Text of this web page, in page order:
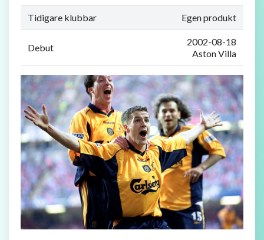
Tidigare klubbar Egen produkt
Debut
2002-08-18
Aston Villa